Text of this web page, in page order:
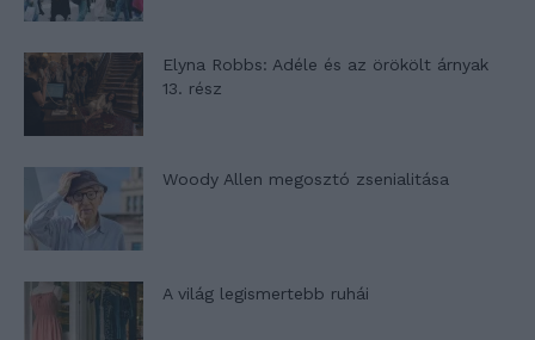
Elyna Robbs: Adéle és az örökölt árnyak
13. rész
Woody Allen megosztó zsenialitása
A világ legismertebb ruhái